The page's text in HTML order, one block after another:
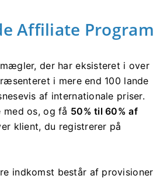
Affiliate Program
der har eksisteret i over
i mere end 100 lande
af internationale priser.
med os, og få 50% til 60% af
klient, du registrerer på
indkomst består af provisioner